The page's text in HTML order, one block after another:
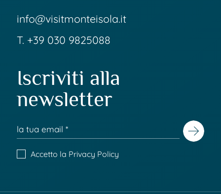
info@visitmonteisola.it
T. +39 030 9825088
Iscriviti alla
newsletter
Accetto la Privacy Policy